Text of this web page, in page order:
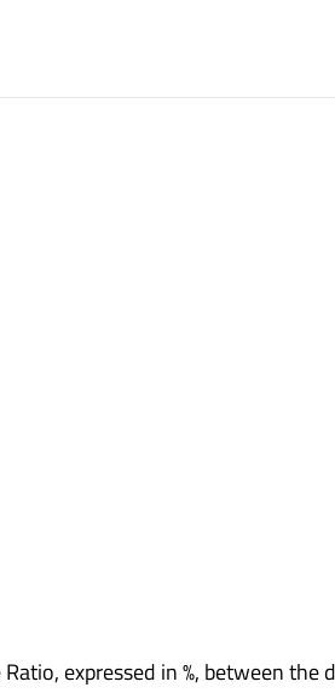
expressed in %, between